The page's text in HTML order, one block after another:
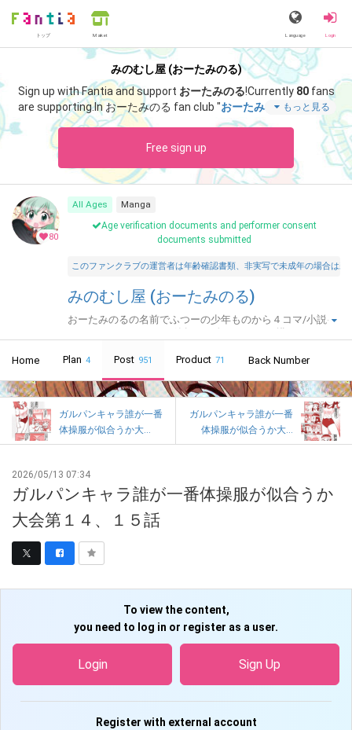
トップ Market Language Login
みのむし屋 (おーたみのる)
Sign up with Fantia and support おーたみのる!Currently 80fans
are supporting.In おーたみのる fan club "おーたみのる", you can
enjoy special content such as "
とべとべメリュジーヌちゃん新
もっと見る
Free sign up
80
All Ages
Manga
Age verification documents and performer consent
documents submitted
このファンクラブの運営者は年齢確認書類、非実写で未成年の場合は
みのむし屋 (おーたみのる)
おーたみのるの名前でふつーの少年ものから４コマ/小説イ
Home
Plan 4 Post 951 Product 71 Back Number
ガルパンキャラ誰が一番
体操服が似合うか大...
ガルパンキャラ誰が一番
体操服が似合うか大...
2026/05/13 07:34
ガルパンキャラ誰が一番体操服が似合うか
大会第１４、１５話
To view the content,
you need to log in or register as a user.
Login Sign Up
Register with external account